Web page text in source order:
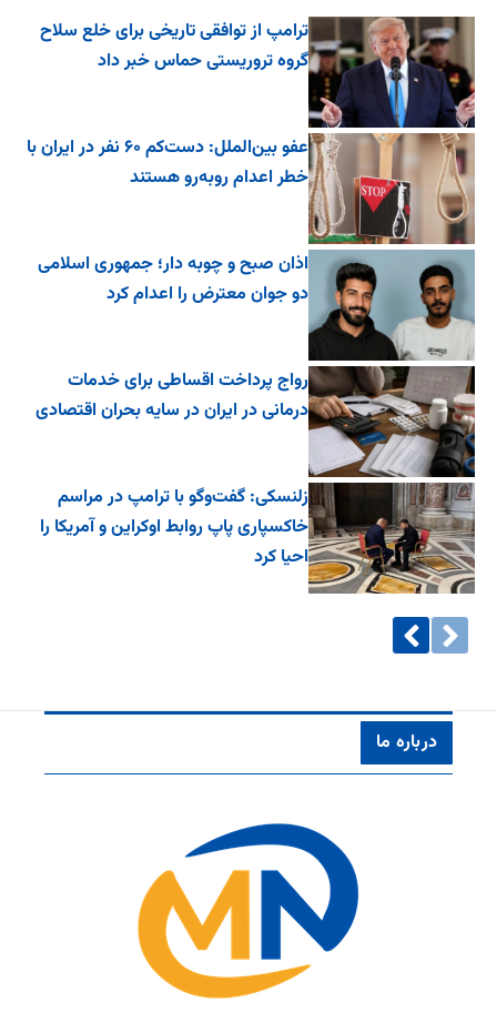
ترامپ از توافقی تاریخی برای خلع ‌سلاح
گروه تروریستی حماس خبر داد
عفو بین‌الملل: دست‌کم ۶۰ نفر در ایران با
خطر اعدام روبه‌رو هستند
اذان صبح و چوبه دار؛ جمهوری اسلامی
دو جوان معترض را اعدام کرد
رواج پرداخت اقساطی برای خدمات
درمانی در ایران در سایه بحران اقتصادی
زلنسکی: گفت‌وگو با ترامپ در مراسم
خاکسپاری پاپ روابط اوکراین و آمریکا را
احیا کرد
درباره ما